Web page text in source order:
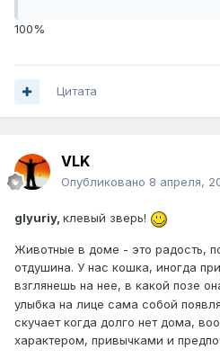
100%
Цитата
VLK
Опубликовано 8 апреля,
glyuriy, клевый зверь!
Животные в доме - это радость,
отдушина. У нас кошка, иногда
взглянешь на нее, в какой позе
улыбка на лице сама собой
скучает когда долго нет дома,
характером, привычками и